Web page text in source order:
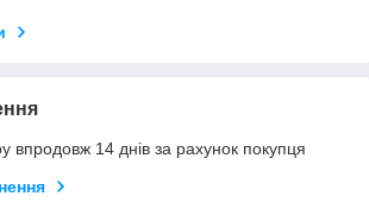
впродовж 14 днів за рахунок покупця